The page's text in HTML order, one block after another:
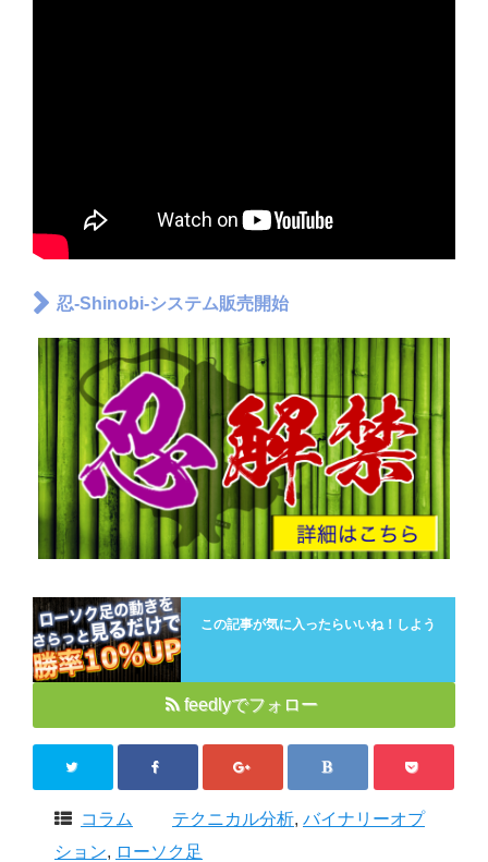
忍-Shinobi-システム販売開始
この記事が気に入ったらいいね！しよう
feedlyでフォロー
コラム テクニカル分析, バイナリーオプ
ション, ローソク足